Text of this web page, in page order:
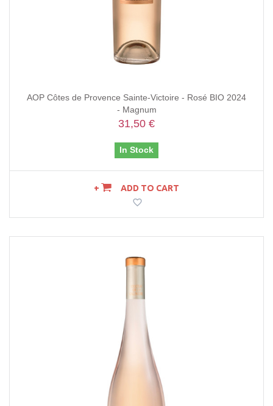
AOP Côtes de Provence Sainte-Victoire - Rosé BIO 2024
- Magnum
31,50 €
In Stock
ADD TO CART